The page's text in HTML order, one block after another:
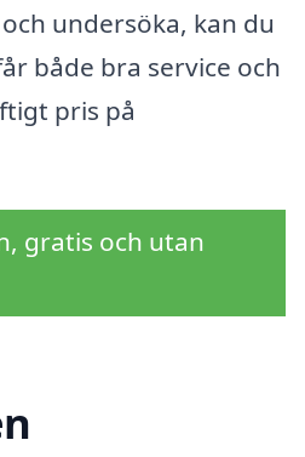
undersöka, kan du
både bra service och
pris på
gratis och utan